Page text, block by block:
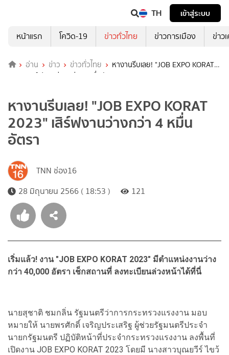
TH
เข้าสู่ระบบ
หน้าแรก
โควิด-19 ข่าวทั่วไทย ข่าวการเมือง ข่าว
อ่าน ข่าว ข่าวทั่วไทย
หางานรีบเลย! "JOB EXPO KORAT
2023" เสิร์ฟงานว่างกว่า 4 หมื่นอัตรา
หางานรีบเลย! "JOB EXPO KORAT
2023" เสิร์ฟงานว่างกว่า 4 หมื่น
อัตรา
TNN ช่อง16
28 มิถุนายน 2566 ( 18:53 )
121
เริ่มแล้ว! งาน "JOB EXPO KORAT 2023" มีตำแหน่งงานว่าง
กว่า 40,000 อัตรา เช็กสถานที่ ลงทะเบียนล่วงหน้าได้ที่นี่
นายสุชาติ ชมกลิ่น รัฐมนตรีว่าการกระทรวงแรงงาน มอบ
หมายให้ นายพรศักดิ์ เจริญประเสริฐ ผู้ช่วยรัฐมนตรีประจำ
นายกรัฐมนตรี ปฏิบัติหน้าที่ประจำกระทรวงแรงงาน ลงพื้นที่
เปิดงาน JOB EXPO KORAT 2023 โดยมี นางสาวบุณยวีร์ ไขว้